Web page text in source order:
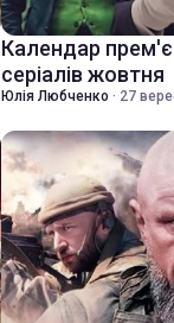
Календар
серіалів жовтня
Юлія Любченко · 27